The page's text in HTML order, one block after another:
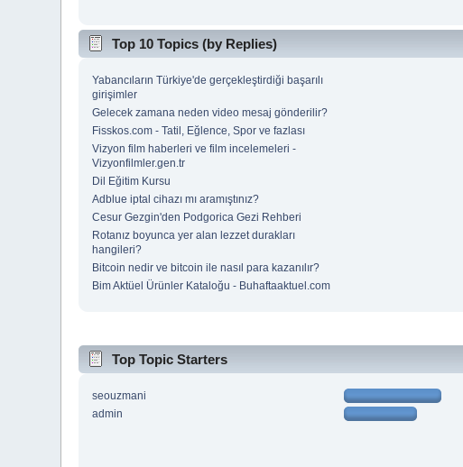
Top 10 Topics (by Replies)
Yabancıların Türkiye'de gerçekleştirdiği başarılı
girişimler
Gelecek zamana neden video mesaj gönderilir?
Fisskos.com - Tatil, Eğlence, Spor ve fazlası
Vizyon film haberleri ve film incelemeleri -
Vizyonfilmler.gen.tr
Dil Eğitim Kursu
Adblue iptal cihazı mı aramıştınız?
Cesur Gezgin'den Podgorica Gezi Rehberi
Rotanız boyunca yer alan lezzet durakları
hangileri?
Bitcoin nedir ve bitcoin ile nasıl para kazanılır?
Bim Aktüel Ürünler Kataloğu - Buhaftaaktuel.com
Top Topic Starters
seouzmani
admin